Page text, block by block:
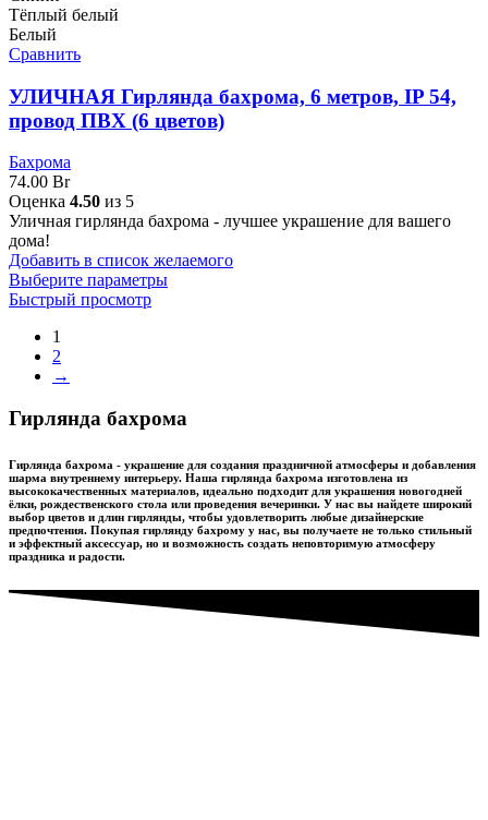
Тёплый белый
Белый
Сравнить
УЛИЧНАЯ Гирлянда бахрома, 6 метров, IP 54,
провод ПВХ (6 цветов)
Бахрома
74.00 Br
Оценка 4.50 из 5
Уличная гирлянда бахрома - лучшее украшение для вашего
дома!
Добавить в список желаемого
Выберите параметры
Быстрый просмотр
1
2
→
Гирлянда бахрома
Гирлянда бахрома - украшение для создания праздничной атмосферы и добавления
шарма внутреннему интерьеру. Наша гирлянда бахрома изготовлена из
высококачественных материалов, идеально подходит для украшения новогодней
ёлки, рождественского стола или проведения вечеринки. У нас вы найдете широкий
выбор цветов и длин гирлянды, чтобы удовлетворить любые дизайнерские
предпочтения. Покупая гирлянду бахрому у нас, вы получаете не только стильный
и эффектный аксессуар, но и возможность создать неповторимую атмосферу
праздника и радости.